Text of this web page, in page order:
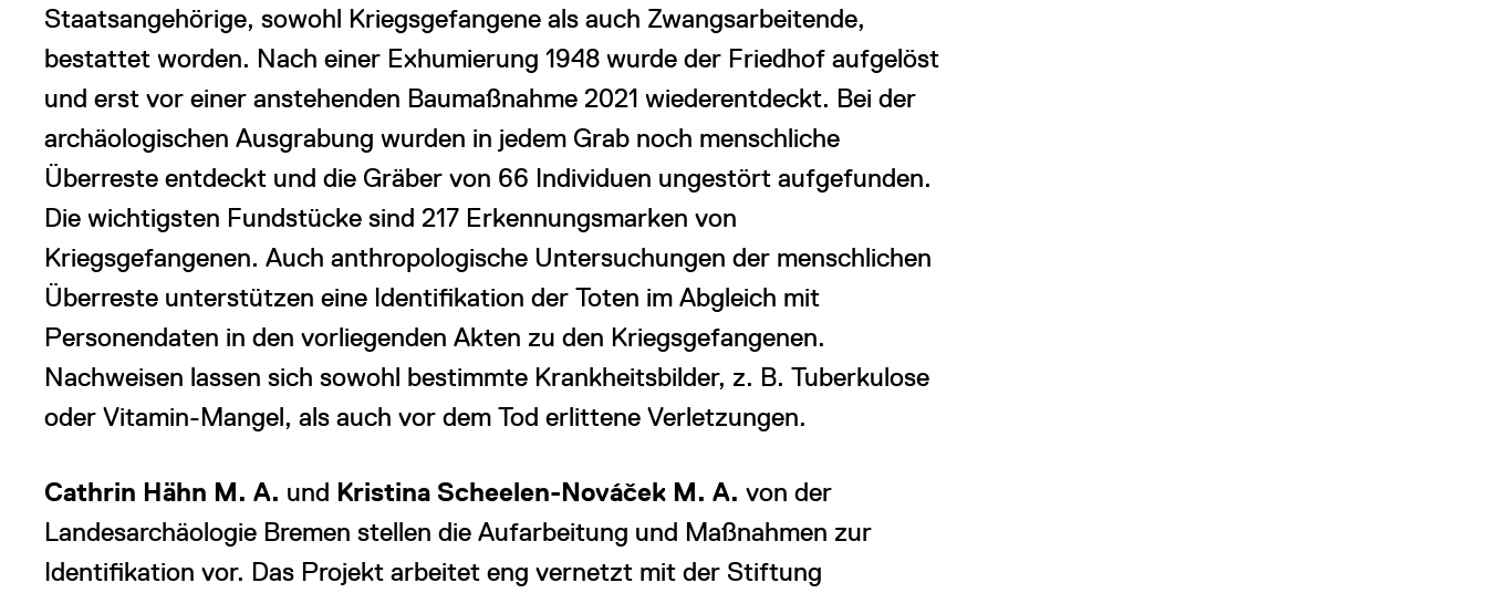
Staatsangehörige, sowohl Kriegsgefangene als auch Zwangsarbeitende,
bestattet worden. Nach einer Exhumierung 1948 wurde der Friedhof aufgelöst
und erst vor einer anstehenden Baumaßnahme 2021 wiederentdeckt. Bei der
archäologischen Ausgrabung wurden in jedem Grab noch menschliche
Überreste entdeckt und die Gräber von 66 Individuen ungestört aufgefunden.
Die wichtigsten Fundstücke sind 217 Erkennungsmarken von
Kriegsgefangenen. Auch anthropologische Untersuchungen der menschlichen
Überreste unterstützen eine Identifikation der Toten im Abgleich mit
Personendaten in den vorliegenden Akten zu den Kriegsgefangenen.
Nachweisen lassen sich sowohl bestimmte Krankheitsbilder, z. B. Tuberkulose
oder Vitamin-Mangel, als auch vor dem Tod erlittene Verletzungen.
Cathrin Hähn M. A. und Kristina Scheelen-Nováček M. A. von der
Landesarchäologie Bremen stellen die Aufarbeitung und Maßnahmen zur
Identifikation vor. Das Projekt arbeitet eng vernetzt mit der Stiftung